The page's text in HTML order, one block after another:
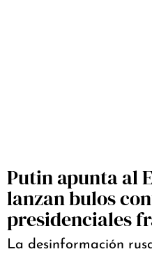
Putin apunta al
lanzan bulos
presidenciales
La desinformación